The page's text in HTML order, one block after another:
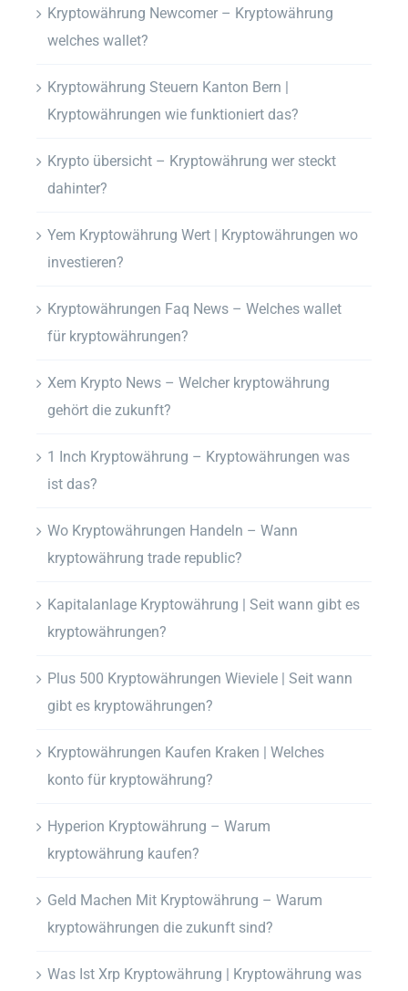
Kryptowährung Newcomer – Kryptowährung
welches wallet?
Kryptowährung Steuern Kanton Bern |
Kryptowährungen wie funktioniert das?
Krypto übersicht – Kryptowährung wer steckt
dahinter?
Yem Kryptowährung Wert | Kryptowährungen wo
investieren?
Kryptowährungen Faq News – Welches wallet
für kryptowährungen?
Xem Krypto News – Welcher kryptowährung
gehört die zukunft?
1 Inch Kryptowährung – Kryptowährungen was
ist das?
Wo Kryptowährungen Handeln – Wann
kryptowährung trade republic?
Kapitalanlage Kryptowährung | Seit wann gibt es
kryptowährungen?
Plus 500 Kryptowährungen Wieviele | Seit wann
gibt es kryptowährungen?
Kryptowährungen Kaufen Kraken | Welches
konto für kryptowährung?
Hyperion Kryptowährung – Warum
kryptowährung kaufen?
Geld Machen Mit Kryptowährung – Warum
kryptowährungen die zukunft sind?
Was Ist Xrp Kryptowährung | Kryptowährung was